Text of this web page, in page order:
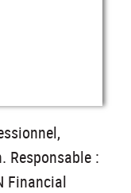
Responsable :
Financial